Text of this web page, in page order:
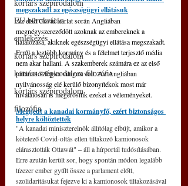
kortárs szépirodalom
EU bürokrácia
emlékezés
kortárs szépirodalom
kortárs szépirodalom filozófia
kortárs szépirodalom
filozófia
megszakadt az egészségügyi ellátásuk
Az első Covid-zárlat során Angliában
megnégyszereződött azoknak az embereknek a
halálozása, akiknek egészségügyi ellátása megszakadt.
Erről a legtöbb kormány és a félelmet terjesztő média
nem akar hallani. A szakemberek számára ez az első
pillanattól fogva világos volt. Az Angliában
nyilvánosság elé kerülő bizonyítékok most már
hivatalosan is megerősítik ezeket a véleményeket.
Megijedt a kanadai kormányfő, ezért biztonságos
helyre költöztették
"A kanadai miniszterelnök állítólag elbújt, amikor a
kötelező Covid-oltás ellen tiltakozó kamionosok
elárasztották Ottawát" – áll a hírportál tudósításában.
Erre azután került sor, hogy spontán módon legalább
tízezer ember gyűlt össze a parlament előtt,
szolidaritásukat fejezve ki a kamionosok tiltakozásával